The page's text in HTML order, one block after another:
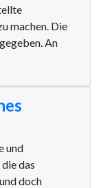
machen. Die
An
und
das
doch